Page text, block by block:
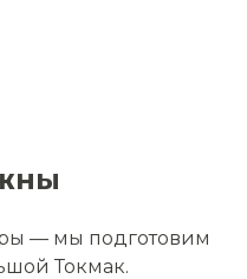
— мы подготовим
Токмак.